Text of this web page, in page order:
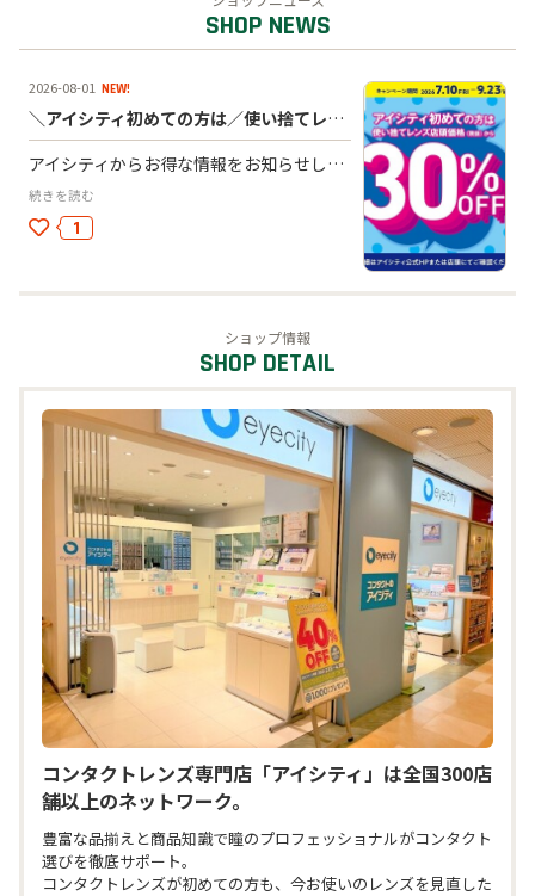
オフィス
2026-08-01 NEW!
＼アイシティ初めての方は／使い捨てレンズが店頭価格(税抜)から30%OFF！
アイシティからお得な情報をお知らせします！ ╋━━━━━━━━━━╋ アイシティ初めての方は 使い捨てレンズが店頭価格(税抜)から30%OFF！ キャンペーン期間：2026年7月10日(金)～9月23日(水・祝) ・・・・・・・・・・・・・・・・・・・・・・・・ ※アイシティ初回利用時、使い捨てレンズご購入の方が対象。 ※取扱店舗が限られる商品の一部は対象外となります。 ※ケア用品は10%OFFとなります。 ※家族割以外の割引、サービスとの併用はできません。 ※ほしいとき便、おトク定期便は対象外となります。 ━━━━━━━━━━━━ ＼さらに！同期間中、アイシティ初めてなら！／ 対象商品5,000円(税抜・割引後)以上ご購入＆エントリーで 次回使えるアイシティポイント【1,000円分】プレゼント！ 購入期間：2026年7月10日(金)～9月23日(水・祝) エントリー締切：2026年9月23日(水・祝)23:59 ※同時期に開催する他のアイシティポイント、楽天ポイント進呈企画ならびに景品企画との併用はできません。 ━━━━━━━━━━━━ ＼一緒に買うとおトク！！同期間中、アイシティ初めての方と一緒にご購入のご家族は／ 対象商品5,000円(税抜・割引後)以上ご購入で家族割【1,000円分】OFF！ 購入期間：2026年7月10日(金)～9月23日(水・祝) ※詳細は家族割の特設ページをご確認ください。 ╋━━━━━━━━━━╋ ●コンタクトレンズは高度管理医療機器です。眼科医の処方(指示書等)によりお求めください。 ●眼科受診の際にはマイナ保険証等をお持ちください。
続きを読む
1
ショップ情報
コンタクトレンズ専門店「アイシティ」は全国300店
舗以上のネットワーク。
豊富な品揃えと商品知識で瞳のプロフェッショナルがコンタクト
選びを徹底サポート。
コンタクトレンズが初めての方も、今お使いのレンズを見直した